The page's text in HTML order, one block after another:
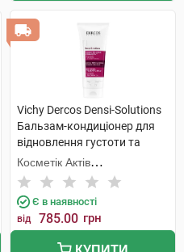
Vichy Dercos Densi-Solutions
Бальзам-кондиціонер для
відновлення густоти та
об'єму тонкого ослабленого
волосся 200 мл 1 флакон
Косметік Актів
Інтернаціональ
Є в наявності
від 785.00 грн